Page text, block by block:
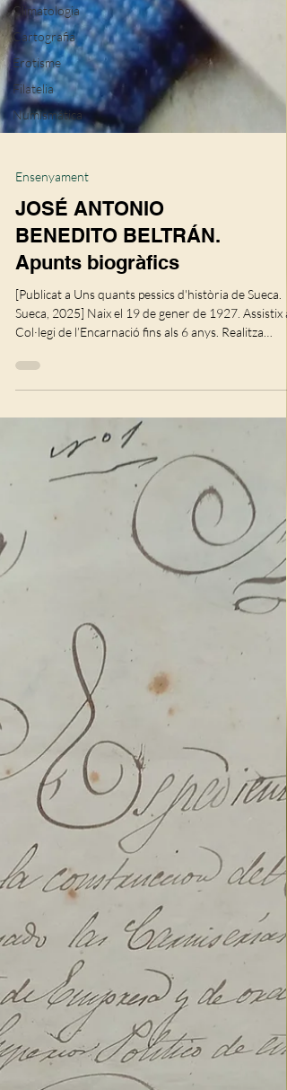
Climatologia
Cartografia
Erotisme
Filatelia
Numismática
Ensenyament
JOSÉ ANTONIO
BENEDITO BELTRÁN.
Apunts biogràfics
[Publicat a Uns quants pessics d'història de Sueca.
Col·legi de l’En­carnació fins als 6 anys. Realitza
Cervantes, durant la Guerra Civil. Fa l’examen
d’ingrés al batxillerat al Col·legi Lluís Vives, de
València. Estudia el batxillerat al Centre Politècnic
d’Ense­nyament de Sueca, on és condeixeble de